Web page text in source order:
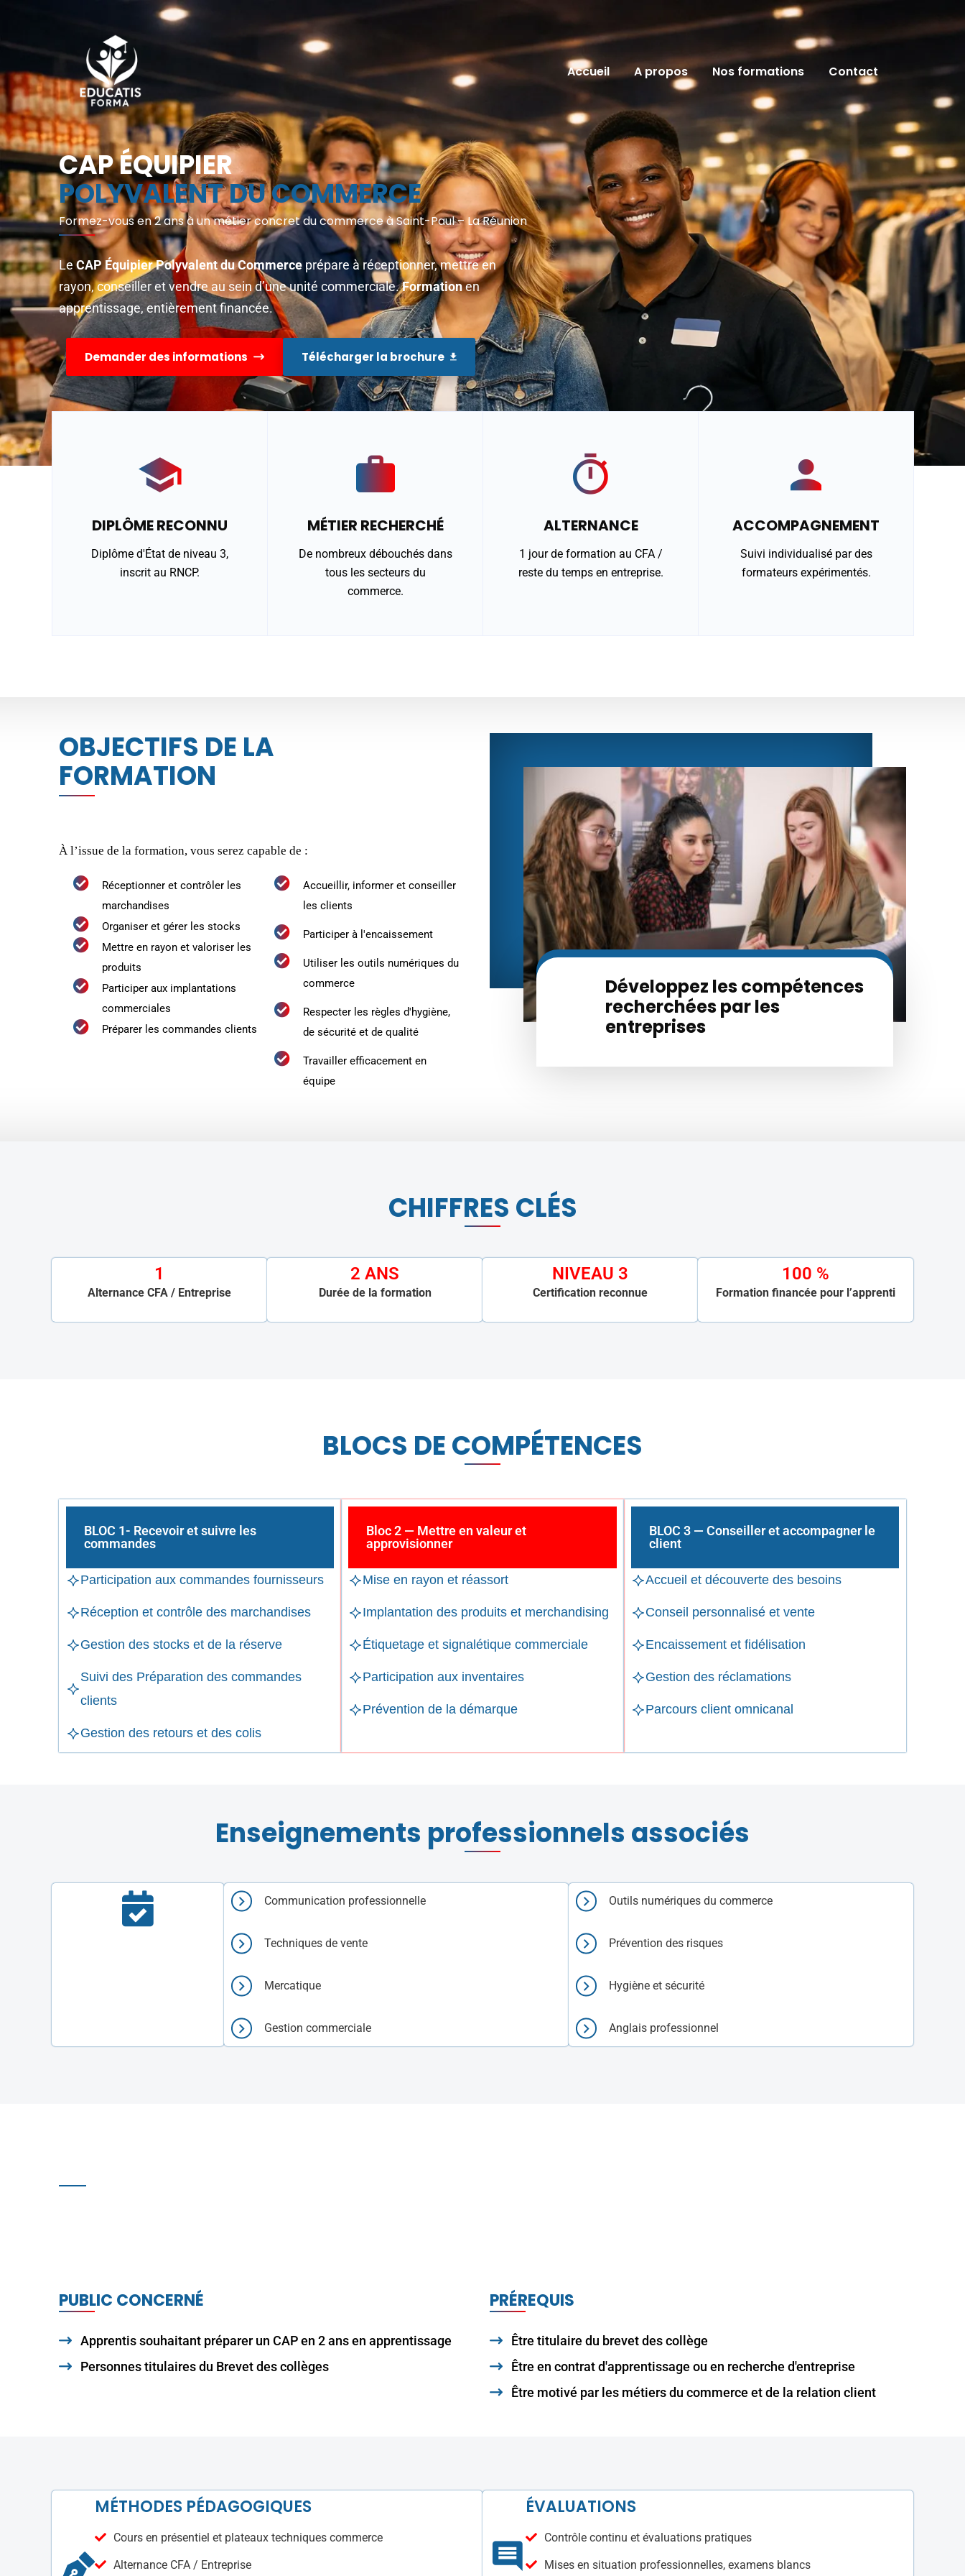
Accueil A propos Nos formations Contact
CAP ÉQUIPIER
POLYVALENT DU COMMERCE
Formez-vous en 2 ans à un métier concret du commerce à Saint-Paul – La Réunion
LeCAP Équipier Polyvalent du Commerce prépare à réceptionner, mettre en
rayon, conseiller et vendre au sein d’une unité commerciale.Formationen
apprentissage, entièrement financée.
Demander des informations Télécharger la brochure
DIPLÔME RECONNU
Diplôme d'État de niveau 3,
inscrit au RNCP.
MÉTIER RECHERCHÉ
De nombreux débouchés dans
tous les secteurs du
commerce.
ALTERNANCE
1 jour de formation au CFA /
reste du temps en entreprise.
ACCOMPAGNEMENT
Suivi individualisé par des
formateurs expérimentés.
OBJECTIFS DE LA
FORMATION
À l’issue de la formation, vous serez capable de :
Réceptionner et contrôler les
marchandises
Organiser et gérer les stocks
Mettre en rayon et valoriser les
produits
Participer aux implantations
commerciales
Préparer les commandes clients
Accueillir, informer et conseiller
les clients
Participer à l'encaissement
Utiliser les outils numériques du
commerce
Respecter les règles d'hygiène,
de sécurité et de qualité
Travailler efficacement en
équipe
Développez les compétences
recherchées par les
entreprises
CHIFFRES CLÉS
1
Alternance CFA / Entreprise
2 ANS
Durée de la formation
NIVEAU 3
Certification reconnue
100 %
Formation financée pour l’apprenti
BLOCS DE COMPÉTENCES
BLOC 1- Recevoir et suivre les
commandes
Participation aux commandes fournisseurs
Réception et contrôle des marchandises
Gestion des stocks et de la réserve
Suivi des Préparation des commandes
clients
Gestion des retours et des colis
Bloc 2 — Mettre en valeur et
approvisionner
Mise en rayon et réassort
Implantation des produits et merchandising
Étiquetage et signalétique commerciale
Participation aux inventaires
Prévention de la démarque
BLOC 3 — Conseiller et accompagner le
client
Accueil et découverte des besoins
Conseil personnalisé et vente
Encaissement et fidélisation
Gestion des réclamations
Parcours client omnicanal
Enseignements professionnels associés
Communication professionnelle
Techniques de vente
Mercatique
Gestion commerciale
Outils numériques du commerce
Prévention des risques
Hygiène et sécurité
Anglais professionnel
PUBLIC CONCERNÉ
Apprentis souhaitant préparer un CAP en 2 ans en apprentissage
Personnes titulaires du Brevet des collèges
PRÉREQUIS
Être titulaire du brevet des collège
Être en contrat d'apprentissage ou en recherche d'entreprise
Être motivé par les métiers du commerce et de la relation client
MÉTHODES PÉDAGOGIQUES
Cours en présentiel et plateaux techniques commerce
Alternance CFA / Entreprise
ÉVALUATIONS
Contrôle continu et évaluations pratiques
Mises en situation professionnelles, examens blancs